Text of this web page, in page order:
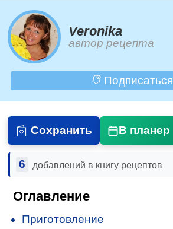
Veronika
автор рецепта
Подписаться
Сохранить В планер
6 добавлений в книгу рецептов
Оглавление
Приготовление